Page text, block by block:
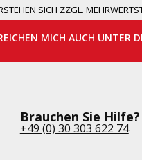
SICH ZZGL.
MICH AUCH
Brauchen Sie
+49 (0) 30 303 622 74